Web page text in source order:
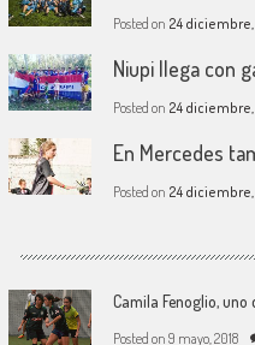
Posted on 24
Niupi llega con
Posted on 24
En Mercedes
Posted on 24
Camila Fenoglio, uno
Posted on 9 mayo, 2018